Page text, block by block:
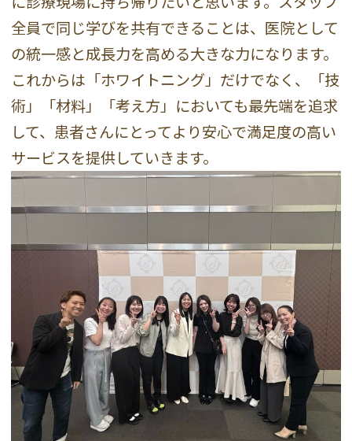
全員で同じ学びを共有できることは、医院として
の統一感と成長力を高める大きな力になります。
これからは「ホワイトニング」だけでなく、「技
術」「材料」「考え方」においても最先端を追求
して、患者さんにとってより安心で満足度の高い
サービスを提供していきます。